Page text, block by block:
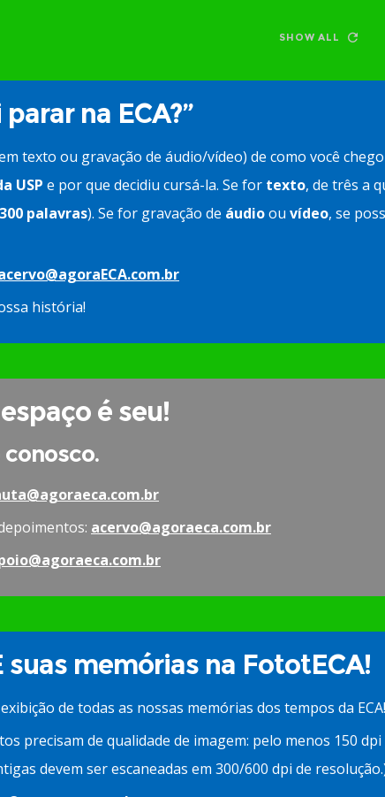
SHOW ALL
na ECA?”
texto ou gravação de áudio/vídeo) de como você
USP e por que decidiu cursá-la. Se for texto, de três a
300 palavras). Se for gravação de áudioou vídeo, se
história!
é seu!
acervo@agoraeca.com.br
suas memórias na FototECA!
de todas as nossas memórias dos tempos da ECA!
precisam de qualidade de imagem: pelo menos 150
devem ser escaneadas em 300/600 dpi de